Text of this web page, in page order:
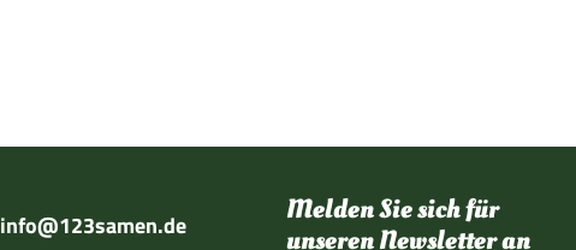
info@123samen.de
Melden Sie sich für
unseren Newsletter an